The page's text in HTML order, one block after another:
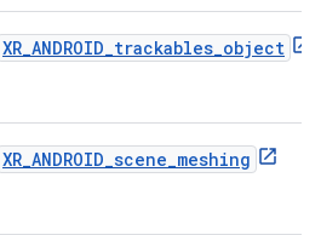
XR_ANDROID_trackables_object
XR_ANDROID_scene_meshing